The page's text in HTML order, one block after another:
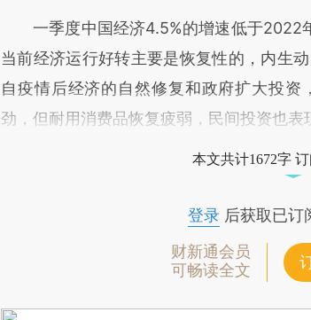
一季度中国经济4.5%的增速低于2022
当前经济运行好转主要是恢复性的，内生
自疫情后经济的自然修复和政府扩大投
劲，但耐用消费品恢复疲弱，民间投资也表
本文共计1672字
登录后获取已订
财新通会员
可畅读全文